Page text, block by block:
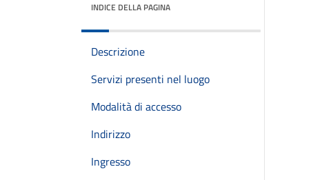
INDICE DELLA PAGINA
Descrizione
Servizi presenti nel luogo
Modalità di accesso
Indirizzo
Ingresso